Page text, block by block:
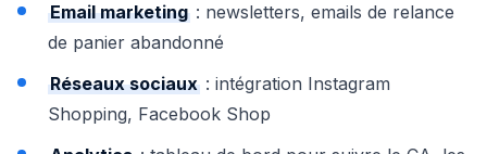
Email marketing : newsletters, emails de relance
de panier abandonné
Réseaux sociaux : intégration Instagram
Shopping, Facebook Shop